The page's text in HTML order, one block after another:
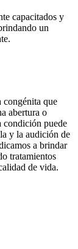
capacitados y
un
congénita que
abertura o
condición puede
y la audición de
a brindar
tratamientos
de vida.